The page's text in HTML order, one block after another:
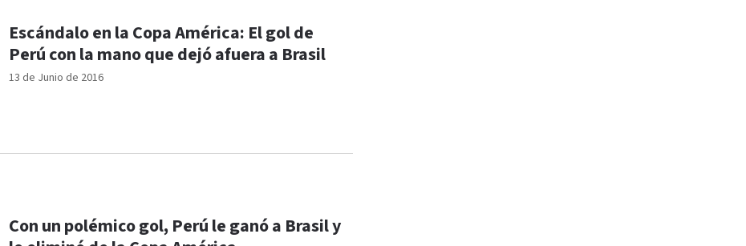
13 de Junio de 2016
Escándalo en la Copa América: El gol de
Perú con la mano que dejó afuera a Brasil
Con un polémico gol, Perú le ganó a Brasil y